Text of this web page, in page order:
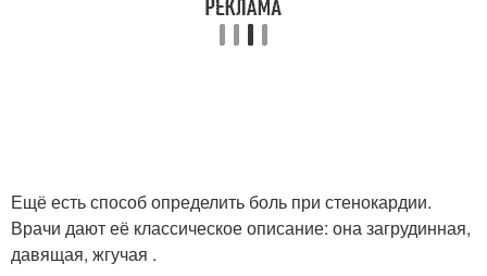
Ещё есть способ определить боль при стенокардии.
Врачи дают её классическое описание: она загрудинная,
давящая, жгучая .